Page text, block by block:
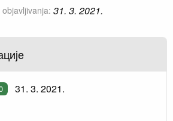
31. 3. 2021.
31. 3. 2021.